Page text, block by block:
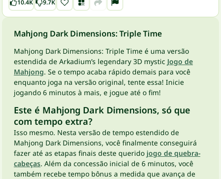
10.4K 9.7K
Mahjong Dark Dimensions: Triple Time
Mahjong Dark Dimensions: Triple Time é uma versão
estendida de Arkadium’s legendary 3D mystic Jogo de
Mahjong. Se o tempo acaba rápido demais para você
enquanto joga na versão original, tente essa! Inicie
jogando 6 minutos à mais, e jogue até o fim!
Este é Mahjong Dark Dimensions, só que
com tempo extra?
Isso mesmo. Nesta versão de tempo estendido de
Mahjong Dark Dimensions, você finalmente conseguirá
fazer até as etapas finais deste querido jogo de quebra-
cabeças. Além da concessão inicial de 6 minutos, você
também recebe tempo bônus a medida que avança de